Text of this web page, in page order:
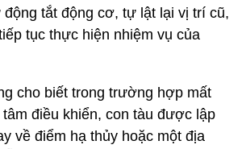
động tắt động cơ, tự lật lại vị trí cũ,
tục thực hiện nhiệm vụ của
cho biết trong trường hợp mất
tâm điều khiển, con tàu được lập
về điểm hạ thủy hoặc một địa